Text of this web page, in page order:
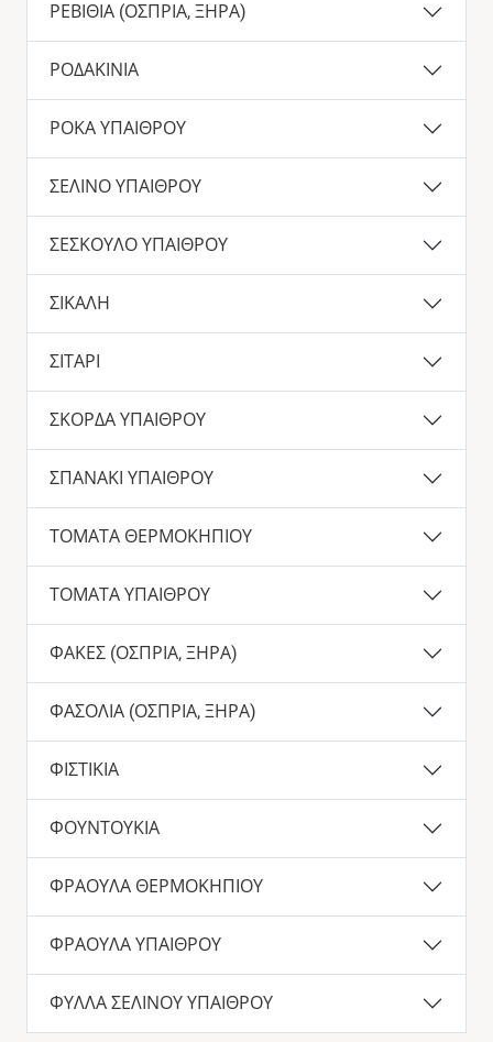
ΡΕΒΙΘΙΑ (ΟΣΠΡΙΑ, ΞΗΡΑ)
ΡΟΔΑΚΙΝΙΑ
ΡΟΚΑ ΥΠΑΙΘΡΟΥ
ΣΕΛΙΝΟ ΥΠΑΙΘΡΟΥ
ΣΕΣΚΟΥΛΟ ΥΠΑΙΘΡΟΥ
ΣΙΚΑΛΗ
ΣΙΤΑΡΙ
ΣΚΟΡΔΑ ΥΠΑΙΘΡΟΥ
ΣΠΑΝΑΚΙ ΥΠΑΙΘΡΟΥ
ΤΟΜΑΤΑ ΘΕΡΜΟΚΗΠΙΟΥ
ΤΟΜΑΤΑ ΥΠΑΙΘΡΟΥ
ΦΑΚΕΣ (ΟΣΠΡΙΑ, ΞΗΡΑ)
ΦΑΣΟΛΙΑ (ΟΣΠΡΙΑ, ΞΗΡΑ)
ΦΙΣΤΙΚΙΑ
ΦΟΥΝΤΟΥΚΙΑ
ΦΡΑΟΥΛΑ ΘΕΡΜΟΚΗΠΙΟΥ
ΦΡΑΟΥΛΑ ΥΠΑΙΘΡΟΥ
ΦΥΛΛΑ ΣΕΛΙΝΟΥ ΥΠΑΙΘΡΟΥ